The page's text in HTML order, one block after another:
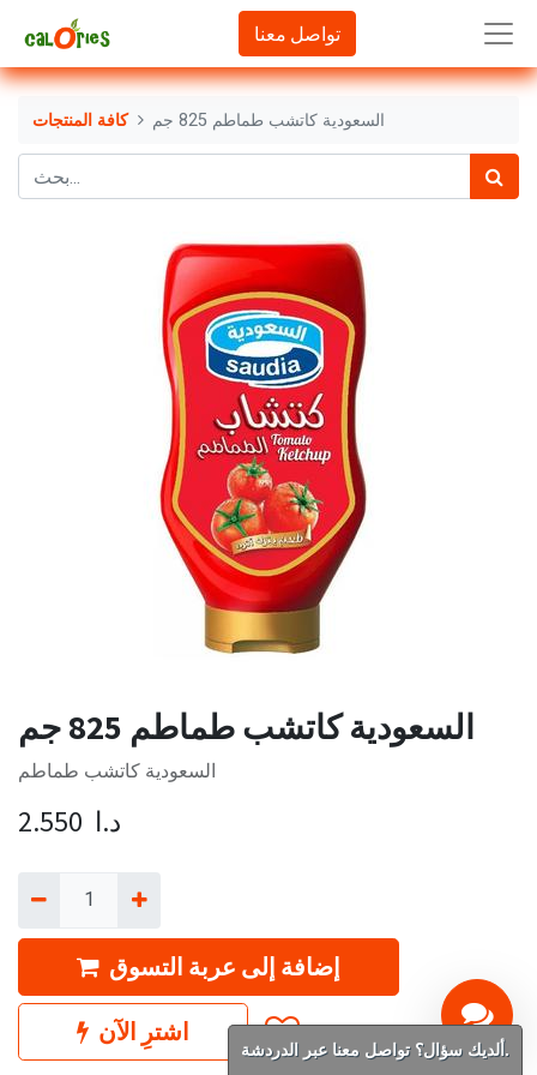
تواصل معنا
كافة المنتجات السعودية كاتشب طماطم 825 جم
السعودية كاتشب طماطم 825 جم
السعودية كاتشب طماطم
2.550 د.ا
إضافة إلى عربة التسوق
اشترِ الآن
ألديك سؤال؟ تواصل معنا عبر الدردشة.